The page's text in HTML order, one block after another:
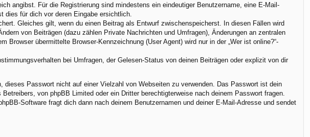
angibst. Für die Registrierung sind mindestens ein eindeutiger Benutzername, eine E-Mail-
dies für dich vor deren Eingabe ersichtlich.
Gleiches gilt, wenn du einen Beitrag als Entwurf zwischenspeicherst. In diesen Fällen wird
von Beiträgen (dazu zählen Private Nachrichten und Umfragen), Änderungen an zentralen
übermittelte Browser-Kennzeichnung (User Agent) wird nur in der „Wer ist online?“-
bei Umfragen, der Gelesen-Status von deinen Beiträgen oder explizit von dir
Passwort nicht auf einer Vielzahl von Webseiten zu verwenden. Das Passwort ist dein
von phpBB Limited oder ein Dritter berechtigterweise nach deinem Passwort fragen.
Software fragt dich dann nach deinem Benutzernamen und deiner E-Mail-Adresse und sendet